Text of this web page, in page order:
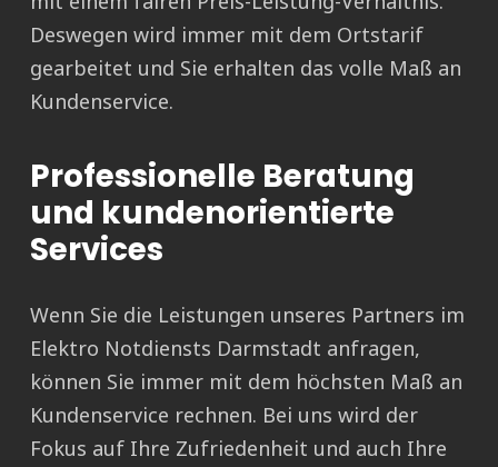
Deswegen wird immer mit dem Ortstarif
gearbeitet und Sie erhalten das volle Maß an
Kundenservice.
Professionelle Beratung
und kundenorientierte
Services
Wenn Sie die Leistungen unseres Partners im
Elektro Notdiensts Darmstadt anfragen,
können Sie immer mit dem höchsten Maß an
Kundenservice rechnen. Bei uns wird der
Fokus auf Ihre Zufriedenheit und auch Ihre